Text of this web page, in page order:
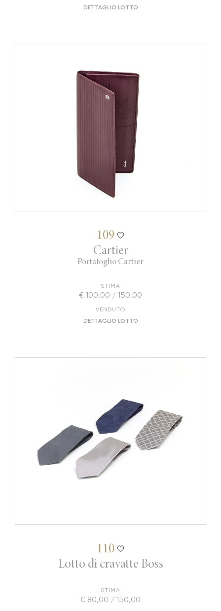
DETTAGLIO LOTTO
109
Cartier
Portafoglio Cartier
STIMA
€ 100,00 / 150,00
VENDUTO
DETTAGLIO LOTTO
110
Lotto di cravatte Boss
STIMA
€ 80,00 / 150,00